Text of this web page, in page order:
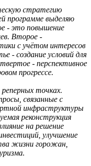
стратегию
программе выделяю
- это повышение
Второе -
с учётом интересов
- создание условий для
- перспективное
прогрессе.
реперных точках.
связанные с
инфраструктуры
реконструкция
на решение
улучшение
жизни горожан,